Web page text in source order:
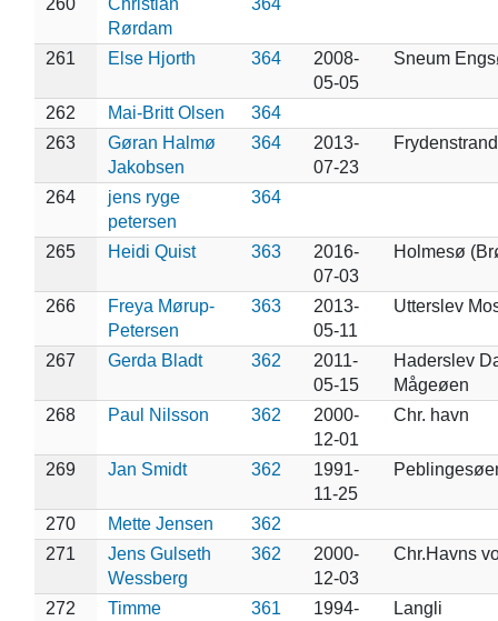
Rørdam
261 Else Hjorth 364
2008-
05-05
Sneum
262 Mai-Britt Olsen
364
263
Gøran Halmø
Jakobsen
364
2013-
07-23
264
jens ryge
petersen
364
265 Heidi Quist 363
2016-
07-03
Holmesø
266
Freya Mørup-
Petersen
363
2013-
05-11
Utterslev
267 Gerda Bladt 362
2011-
05-15
Haderslev
Mågeøen
268
Paul Nilsson 362
2000-
12-01
Chr. havn
269 Jan Smidt 362
1991-
11-25
270 Mette Jensen
362
271
Jens Gulseth
Wessberg
362
2000-
12-03
Chr.Havns
272
Timme
361
1994-
Langli